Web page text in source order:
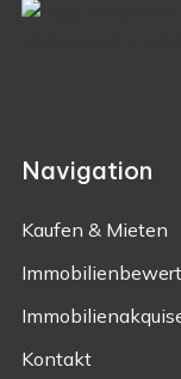
Navigation
Kaufen & Mieten
Kontakt